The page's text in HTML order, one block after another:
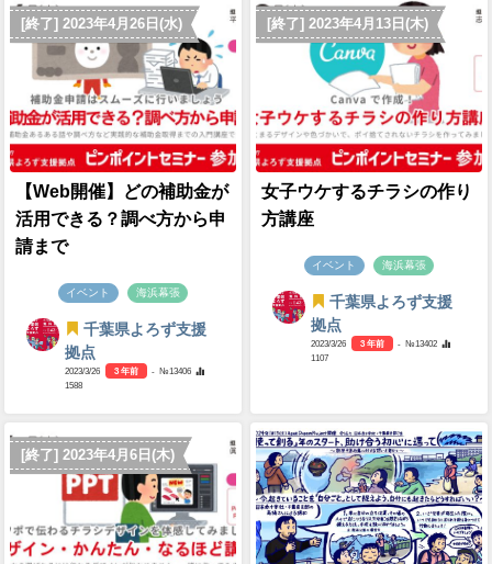
[終了] 2023年4月26日(水)
【Web開催】どの補助金が
活用できる？調べ方から申
請まで
イベント 海浜幕張
千葉県よろず支援
拠点
2023/3/26 3 年前
- №13406
1588
[終了] 2023年4月13日(木)
女子ウケするチラシの作り
方講座
イベント 海浜幕張
千葉県よろず支援
拠点
2023/3/26 3 年前
- №13402
1107
[終了] 2023年4月6日(木)